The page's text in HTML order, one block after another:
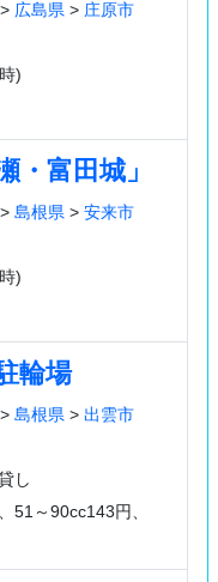
> 広島県 > 庄原市
)
・富田城」
> 島根県 > 安来市
)
輪場
> 島根県 > 出雲市
し
51～90cc143円、